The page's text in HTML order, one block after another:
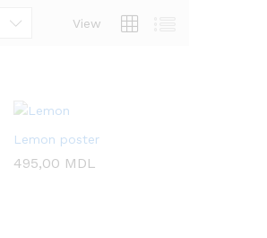
View
Lemon poster
495,00 MDL
495,00 MDL